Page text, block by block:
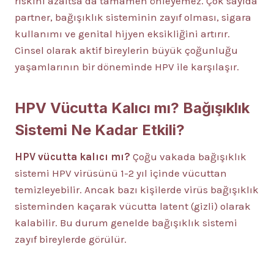
partner, bağışıklık sisteminin zayıf olması, sigara
kullanımı ve genital hijyen eksikliğini artırır.
Cinsel olarak aktif bireylerin büyük çoğunluğu
yaşamlarının bir döneminde HPV ile karşılaşır.
HPV Vücutta Kalıcı mı? Bağışıklık
Sistemi Ne Kadar Etkili?
HPV vücutta kalıcı mı? Çoğu vakada bağışıklık
sistemi HPV virüsünü 1-2 yıl içinde vücuttan
temizleyebilir. Ancak bazı kişilerde virüs bağışıklık
sisteminden kaçarak vücutta latent (gizli) olarak
kalabilir. Bu durum genelde bağışıklık sistemi
zayıf bireylerde görülür.